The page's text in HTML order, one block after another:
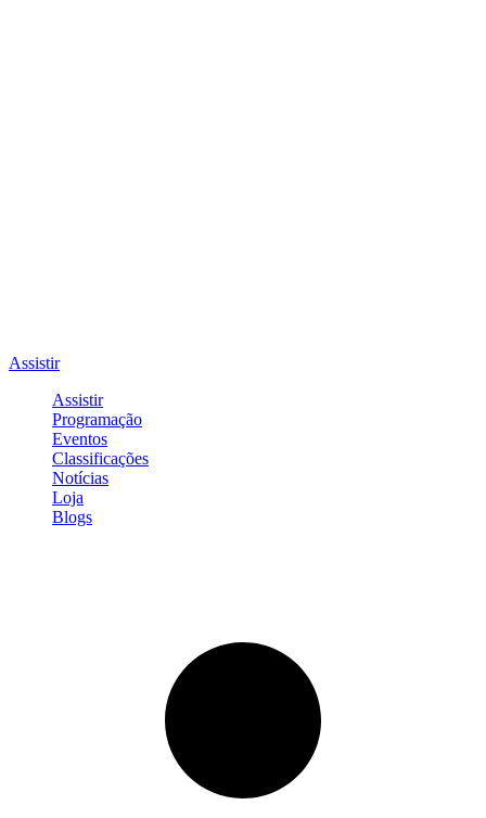
Assistir
Assistir
Programação
Eventos
Classificações
Notícias
Loja
Blogs